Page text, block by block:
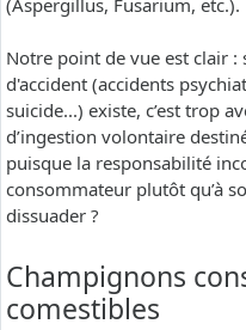
(Aspergillus, Fusarium, etc.).
Notre point de vue est clair
d'accident (accidents
suicide...) existe, c’est trop
d’ingestion volontaire
puisque la responsabilité
consommateur plutôt qu’à
dissuader ?
Champignons
comestibles